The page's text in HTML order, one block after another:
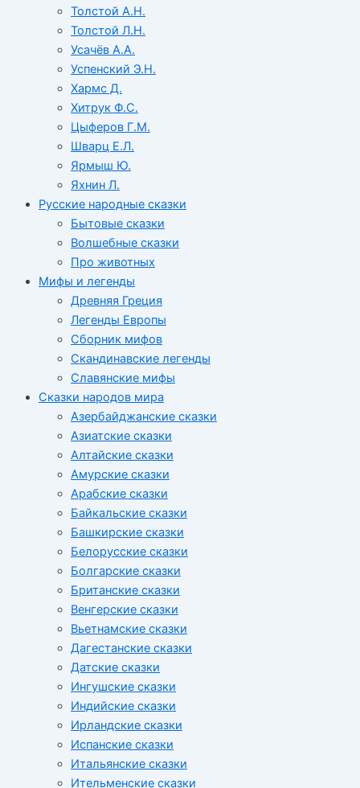
Толстой А.Н.
Толстой Л.Н.
Усачёв А.А.
Успенский Э.Н.
Хармс Д.
Хитрук Ф.С.
Цыферов Г.М.
Шварц Е.Л.
Ярмыш Ю.
Яхнин Л.
Русские народные сказки
Бытовые сказки
Волшебные сказки
Про животных
Мифы и легенды
Древняя Греция
Легенды Европы
Сборник мифов
Скандинавские легенды
Славянские мифы
Сказки народов мира
Азербайджанские сказки
Азиатские сказки
Алтайские сказки
Амурские сказки
Арабские сказки
Байкальские сказки
Башкирские сказки
Белорусские сказки
Болгарские сказки
Британские сказки
Венгерские сказки
Вьетнамские сказки
Дагестанские сказки
Датские сказки
Ингушские сказки
Индийские сказки
Ирландские сказки
Испанские сказки
Итальянские сказки
Ительменские сказки